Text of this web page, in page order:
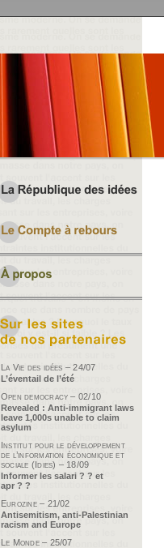
La Vie des idées – 24/07
L’éventail de l’été
Open democracy – 02/10
Revealed : Anti-immigrant laws
leave 1,000s unable to claim
asylum
Institut pour le développement
de l’information économique et
sociale (Idies) – 18/09
Informer les salari ? ? et
apr ? ?
Eurozine – 21/02
Antisemitism, anti-Palestinian
racism and Europe
Le Monde – 25/07